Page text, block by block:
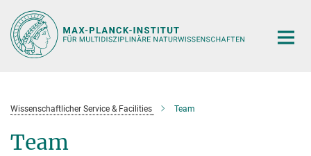
Hauptinhalt
Wissenschaftlicher Service & Facilities Team
Team